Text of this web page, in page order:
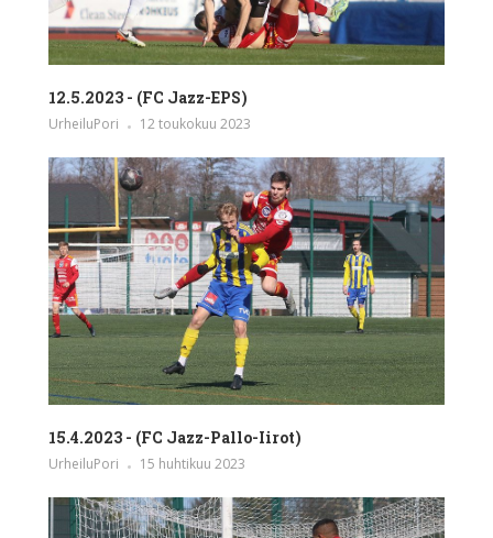
12.5.2023 - (FC Jazz-EPS)
UrheiluPori 12 toukokuu 2023
15.4.2023 - (FC Jazz-Pallo-Iirot)
UrheiluPori 15 huhtikuu 2023